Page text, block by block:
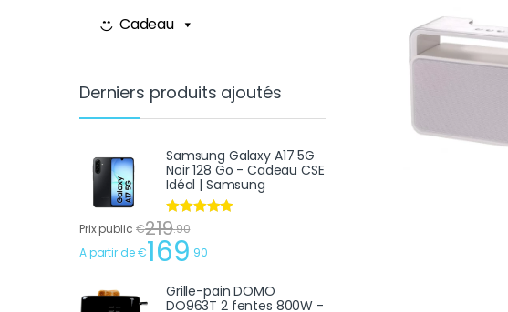
Cadeau
Derniers produits ajoutés
Samsung Galaxy A17 5G
Noir 128 Go - Cadeau CSE
Idéal | Samsung
Note
sur 5
Prix public €219.90
A partir de €169.90
Grille-pain DOMO
DO963T 2 fentes 800W -